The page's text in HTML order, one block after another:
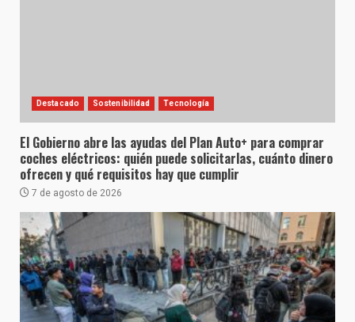
Destacado Sostenibilidad Tecnología
El Gobierno abre las ayudas del Plan Auto+ para comprar
coches eléctricos: quién puede solicitarlas, cuánto dinero
ofrecen y qué requisitos hay que cumplir
7 de agosto de 2026